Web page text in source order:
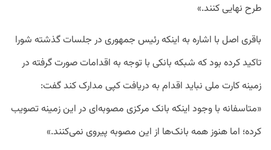
طرح نهایی کنند.»
باقری اصل با اشاره به اینکه رئیس جمهوری در جلسات گذشته شورا
تاکید کرده بود که شبکه بانکی با توجه به اقدامات صورت گرفته در
زمینه کارت ملی نباید اقدام به دریافت کپی مدارک کند گفت:
«متاسفانه با وجود اینکه بانک مرکزی مصوبه‌ای در این زمینه تصویب
کرده؛ اما هنوز همه بانک‌ها از این مصوبه پیروی نمی‌کنند.»